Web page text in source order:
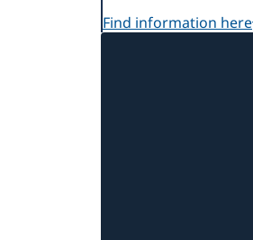
Find information here